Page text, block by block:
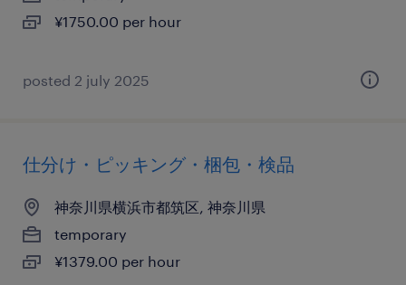
¥1750.00 per hour
posted 2 july 2025
仕分け・ピッキング・梱包・検品
神奈川県横浜市都筑区, 神奈川県
temporary
¥1379.00 per hour